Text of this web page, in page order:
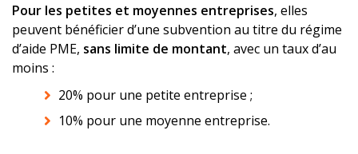
Pour les petites et moyennes entreprises, elles
peuvent bénéficier d’une subvention au titre du régime
d’aide PME, sans limite de montant, avec un taux d’au
moins :
20% pour une petite entreprise ;
10% pour une moyenne entreprise.